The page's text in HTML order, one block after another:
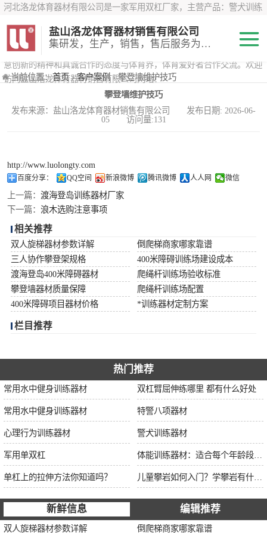
河北洛龙体育器材有限公司是一家军用双杠厂家，主营产品：警犬训练
*训练器材、400米障碍器材、军用单杠、军用双杠、军犬训练器材等训
练器材，咨询攀岩墙价格？在线咨询客服，公司以顾客至上的原则，锐
意创新的精神和真诚合作的态度与体育界，体育爱好者合作交流。欢迎
访问盐山洛龙体育器材销售有限公司网站！
盐山洛龙体育器材销售有限公司
集研发，生产，销售，售后服务为一体
当前位置：首页›客户案例› 攀登墙维护技巧
攀登墙维护技巧
发布来源：盐山洛龙体育器材销售有限公司 发布日期: 2026-06-
05 访问量:131
http://www.luolongty.com
百度分享： QQ空间 新浪微博 腾讯微博 人人网 微信
上一篇： 渡海登岛训练器材厂家
下一篇： 浪木选购注意事项
相关推荐
双人旋梯器材参数详解
倒爬梯商家哪家靠谱
三人协作攀登架规格
400米障碍训练场建设成本
渡海登岛400米障碍器材
爬绳杆训练场验收标准
攀登墙器材质量保障
爬绳杆训练场配置
400米障碍项目器材价格
*训练器材定制方案
栏目推荐
热门推荐
常用水中健身训练器材 双杠臂屈伸练哪里 都有什么好处
常用水中健身训练器材 特警八项器材
心理行为训练器材 警犬训练器材
军用单双杠
单杠上的拉伸方法你知道吗？
新鲜信息 编辑推荐
双人旋梯器材参数详解 倒爬梯商家哪家靠谱
200米障碍器材
心理行为训练器
警犬训练器材
军用单双杠
400米障碍器材